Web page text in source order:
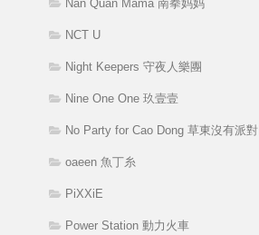
Nan Quan Mama 南拳妈妈
NCT U
Night Keepers 守夜人樂團
Nine One One 玖壹壹
No Party for Cao Dong 草東沒有派對
oaeen 魚丁糸
PiXXiE
Power Station 動力火車